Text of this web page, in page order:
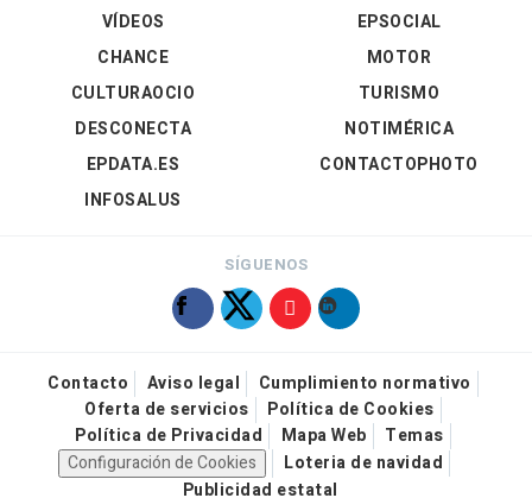
VÍDEOS
EPSOCIAL
CHANCE
CULTURAOCIO
DESCONECTA
EPDATA.ES
INFOSALUS
MOTOR
TURISMO
NOTIMÉRICA
CONTACTOPHOTO
SÍGUENOS
Contacto Aviso legal
Cumplimiento normativo
Oferta de servicios
Política de Cookies
Política de Privacidad
Mapa Web
Temas
Configuración de Cookies
Loteria de navidad
Publicidad estatal